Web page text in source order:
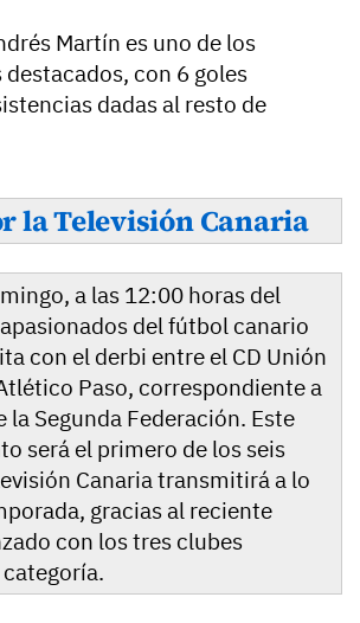
Martín es uno de los
con 6 goles
dadas al resto de
la Televisión Canaria
a las 12:00 horas del
del fútbol canario
con el derbi entre el CD Unión
Paso, correspondiente a
la Segunda Federación. Este
será el primero de los seis
Canaria transmitirá a lo
gracias al reciente
con los tres clubes